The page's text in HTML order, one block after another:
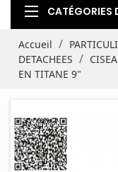
CATÉGORIES
Accueil
DETACHEES
EN TITANE 9"